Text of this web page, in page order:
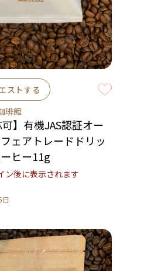
ストする
琲館
可】有機JAS認証オー
ェアトレードドリッ
ヒー11g
ン後に表示されます
日